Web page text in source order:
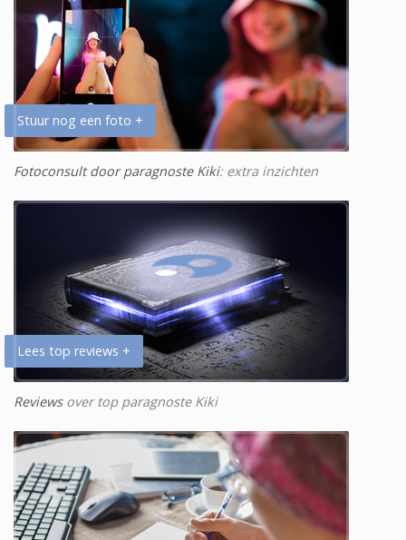
Stuur nog een foto +
Fotoconsult door paragnoste Kiki: extra inzichten
Lees top reviews +
Reviewsover top paragnoste Kiki